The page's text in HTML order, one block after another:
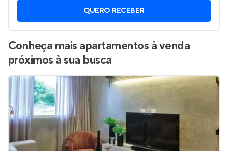
QUERO RECEBER
Conheça mais apartamentos à venda
próximos à sua busca